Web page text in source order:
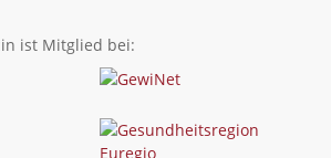
ist Mitglied bei: